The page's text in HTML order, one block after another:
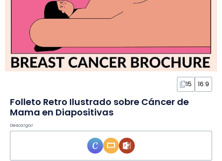
15 16:9
Folleto Retro Ilustrado sobre Cáncer de
Mama en Diapositivas
Descargar